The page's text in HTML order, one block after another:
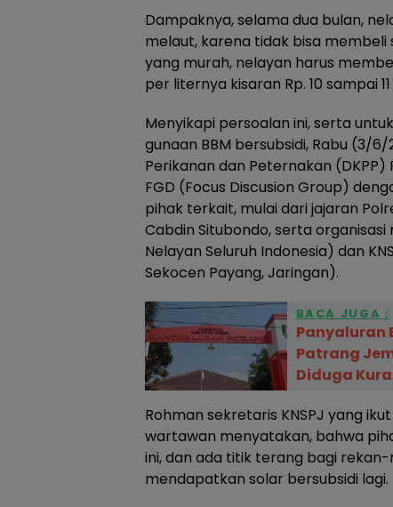
Dampaknya, selama dua bulan,
melaut, karena tidak bisa membeli
yang murah, nelayan harus
per liternya kisaran Rp. 10 sampai
Menyikapi persoalan ini, serta
gunaan BBM bersubsidi, Rabu (3/
Perikanan dan Peternakan
FGD (Focus Discusion Group)
pihak terkait, mulai dari jajaran
Cabdin Situbondo, serta organisasi
Nelayan Seluruh Indonesia) dan
Sekocen Payang, Jaringan).
BACA JUGA :
Panyaluran
Patrang
Diduga
Rohman sekretaris KNSPJ yang
wartawan menyatakan, bahwa
ini, dan ada titik terang bagi
mendapatkan solar bersubsidi lagi.